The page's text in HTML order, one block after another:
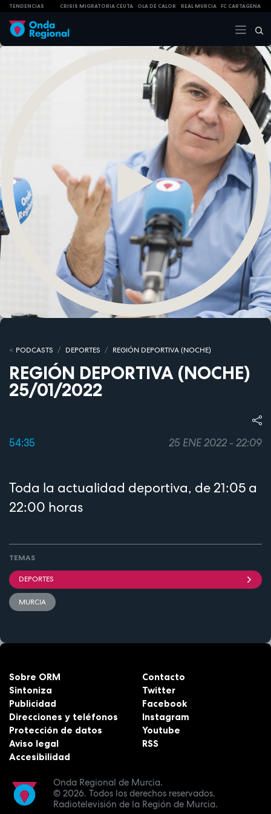
TENDENCIAS CRISIS MIGRATORIA CEUTA OLA DE CALOR REAL MURCIA FC CARTAGENA
PODCASTS DEPORTES REGIÓN DEPORTIVA (NOCHE)
REGIÓN DEPORTIVA (NOCHE)
25/01/2022
54:35 25 ENE 2022 - 22:09
Toda la actualidad deportiva, de 21:05 a
22:00 horas
TEMAS
DEPORTES
MURCIA
Onda Regional de Murcia.
© 2026. Todos los derechos reservados.
Radiotelevisión de la Región de Murcia.
Sobre ORM
Sintoniza
Publicidad
Direcciones y teléfonos
Protección de datos
Aviso legal
Accesibilidad
Contacto
Twitter
Facebook
Instagram
Youtube
RSS